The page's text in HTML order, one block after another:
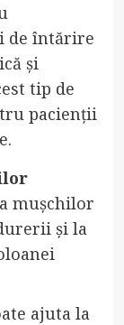
de întărire
și
tip de
pacienții
mușchilor
și la
ajuta la